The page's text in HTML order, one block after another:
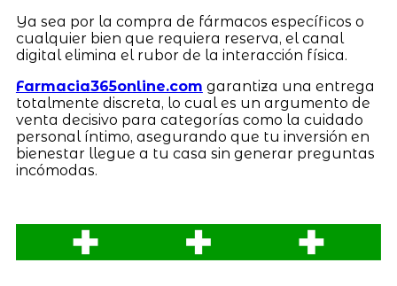
Ya sea por la compra de fármacos específicos o
cualquier bien que requiera reserva, el canal
digital elimina el rubor de la interacción física.
Farmacia365online.com garantiza una entrega
totalmente discreta, lo cual es un argumento de
venta decisivo para categorías como la cuidado
personal íntimo, asegurando que tu inversión en
bienestar llegue a tu casa sin generar preguntas
incómodas.